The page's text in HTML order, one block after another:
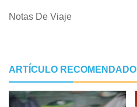
Notas De Viaje
ARTÍCULO RECOMENDADO